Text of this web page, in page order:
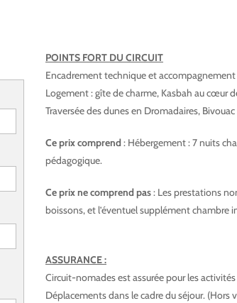
POINTS FORT DU CIRCUIT
Encadrement technique et
Logement : gîte de charme, Kasbah au cœur
Traversée des dunes en Dromadaires,
Ce prix comprend : Hébergement : 7 nuits
pédagogique.
Ce prix ne comprend pas: Les prestations
boissons, et l’éventuel supplément chambre
ASSURANCE :
Circuit-nomades est assurée pour les
Déplacements dans le cadre du séjour. (Hors